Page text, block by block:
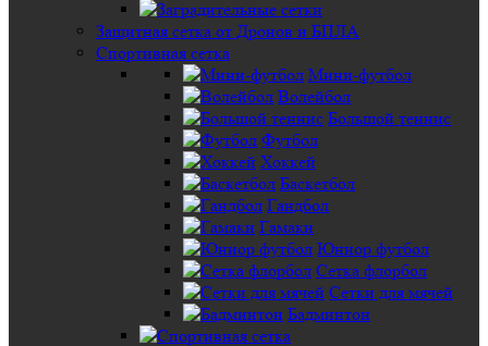
Защитная сетка от Дронов и БПЛА
Спортивная сетка
Мини-футбол
Волейбол
Большой теннис
Футбол
Хоккей
Баскетбол
Гандбол
Гамаки
Юниор футбол
Сетка флорбол
Сетки для мячей
Бадминтон